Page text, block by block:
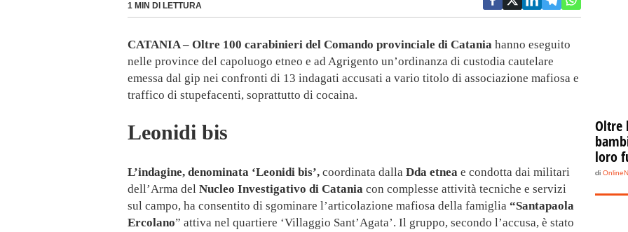
1 MIN DI LETTURA
CATANIA – Oltre 100 carabinieri del Comando provinciale di Catania hanno eseguito
nelle province del capoluogo etneo e ad Agrigento un’ordinanza di custodia cautelare
emessa dal gip nei confronti di 13 indagati accusati a vario titolo di associazione mafiosa e
traffico di stupefacenti, soprattutto di cocaina.
Leonidi bis
L’indagine, denominata ‘Leonidi bis’, coordinata dalla Dda etnea e condotta dai militari
dell’Arma del Nucleo Investigativo di Catania con complesse attività tecniche e servizi
sul campo, ha consentito di sgominare l’articolazione mafiosa della famiglia “Santapaola
Ercolano” attiva nel quartiere ‘Villaggio Sant’Agata’. Il gruppo, secondo l’accusa, è stato
Oltre
loro
di